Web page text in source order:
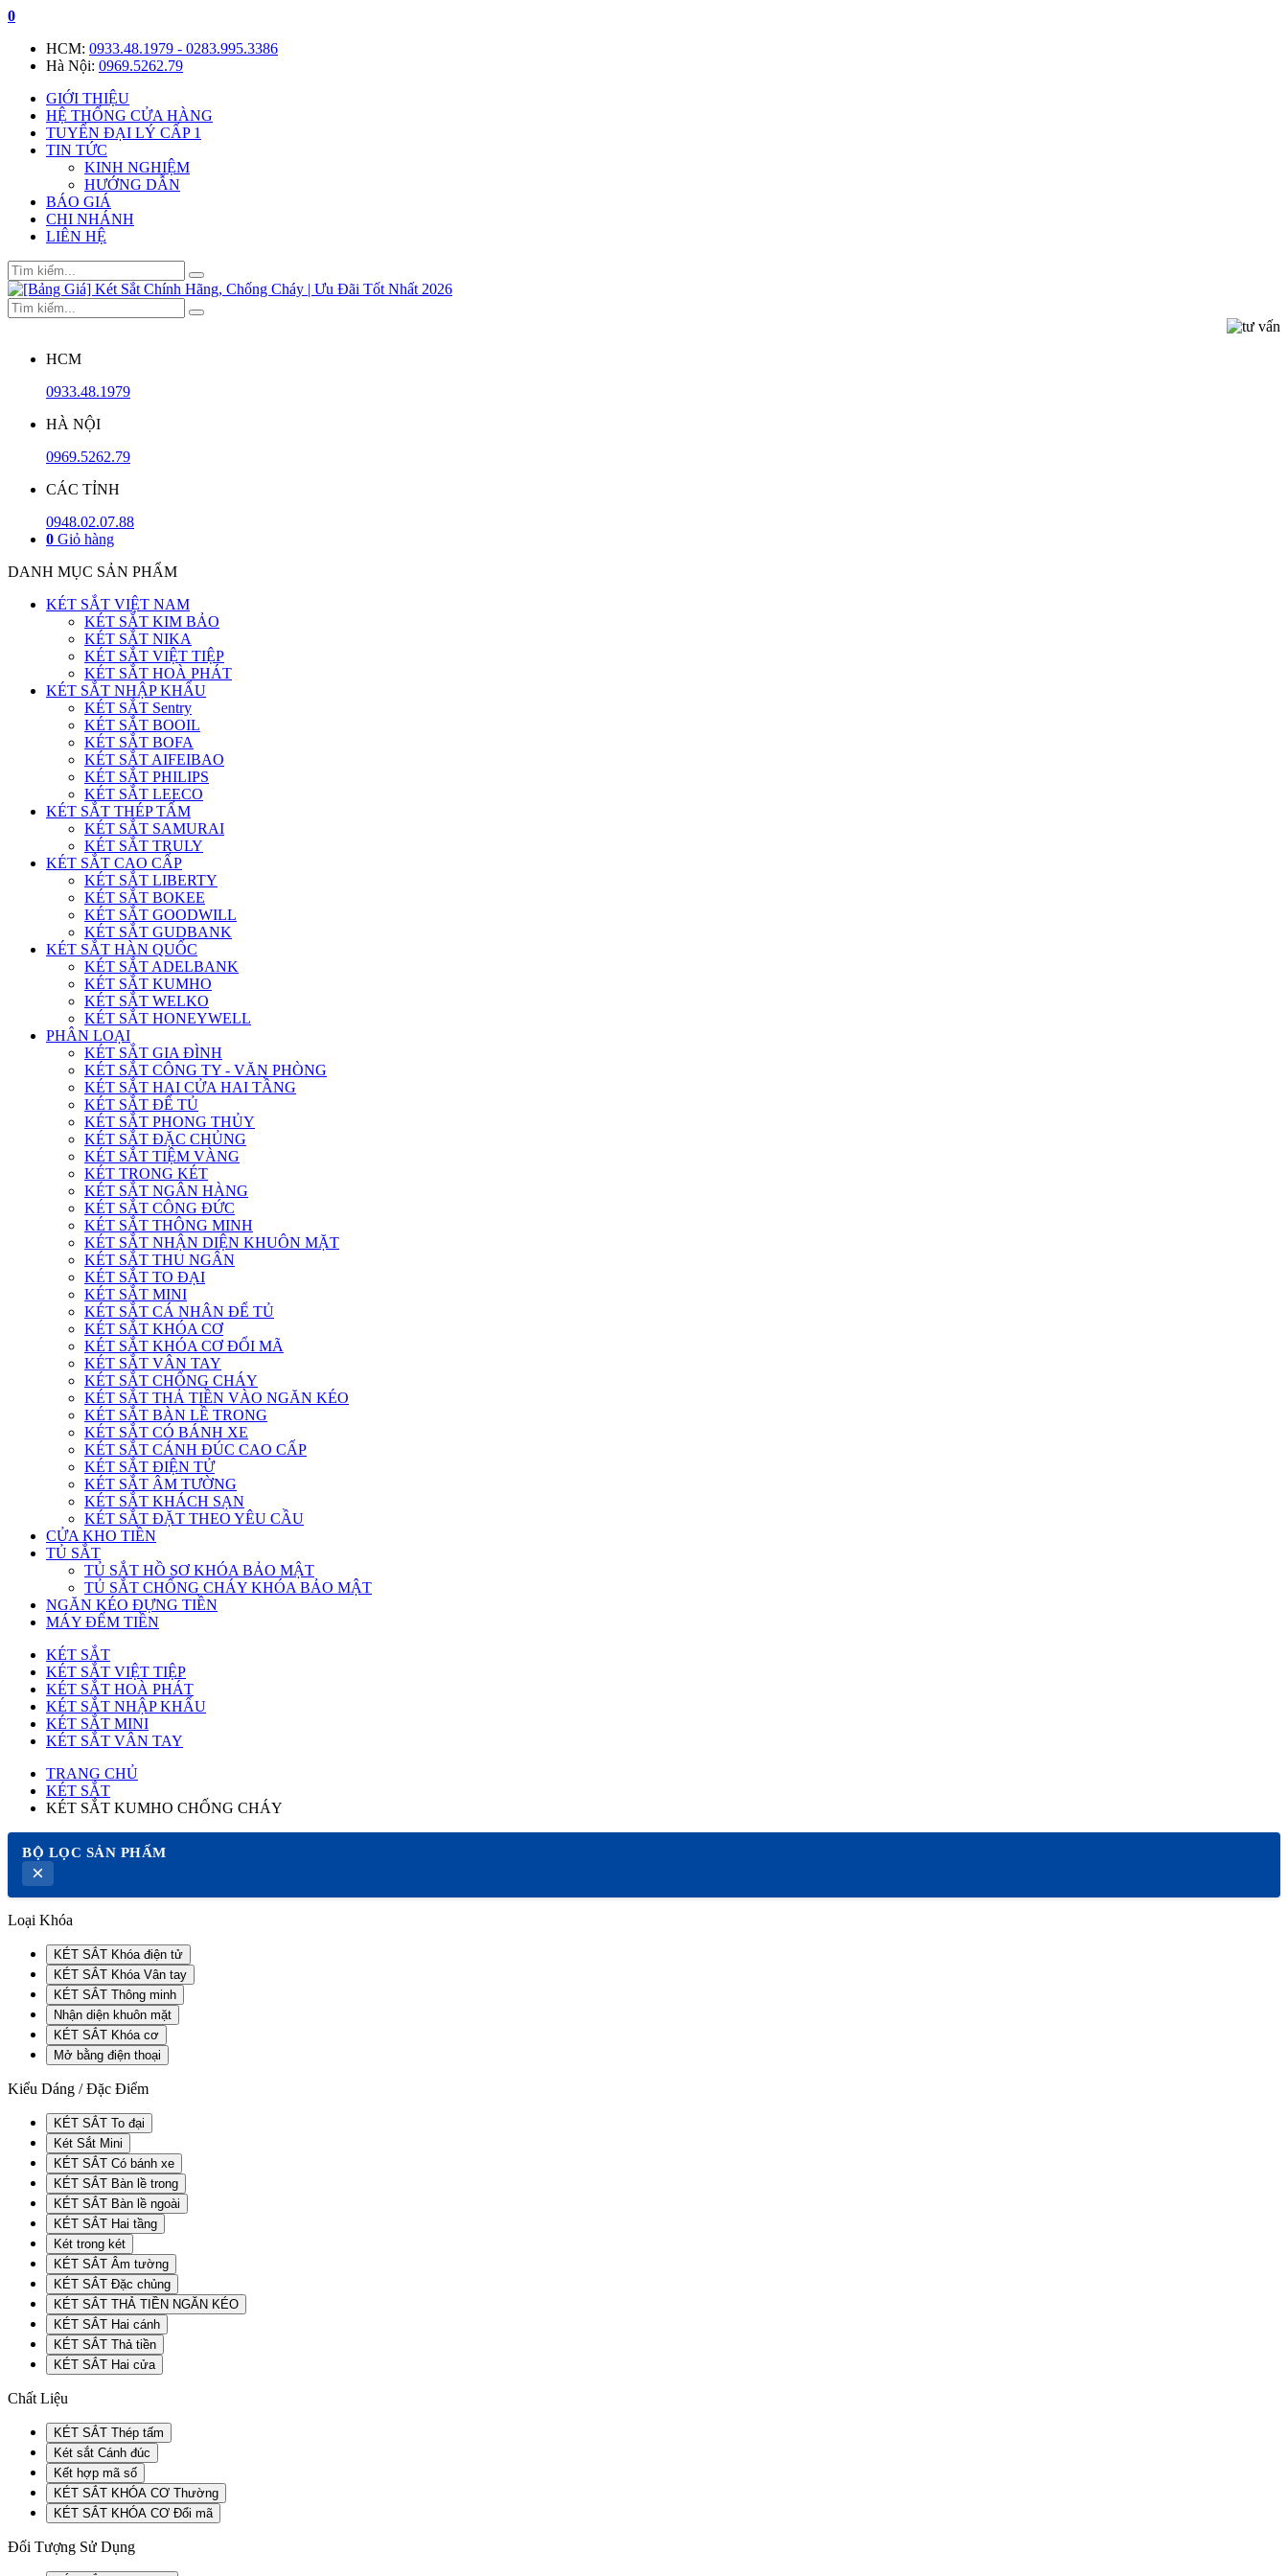
0
HCM: 0933.48.1979 - 0283.995.3386
Hà Nội: 0969.5262.79
GIỚI THIỆU
HỆ THỐNG CỬA HÀNG
TUYỂN ĐẠI LÝ CẤP 1
TIN TỨC
KINH NGHIỆM
HƯỚNG DẪN
BÁO GIÁ
CHI NHÁNH
LIÊN HỆ
HCM
0933.48.1979
HÀ NỘI
0969.5262.79
CÁC TỈNH
0948.02.07.88
0 Giỏ hàng
DANH MỤC SẢN PHẨM
KÉT SẮT VIỆT NAM
KÉT SẮT KIM BẢO
KÉT SẮT NIKA
KÉT SẮT VIỆT TIỆP
KÉT SẮT HOÀ PHÁT
KÉT SẮT NHẬP KHẨU
KÉT SẮT Sentry
KÉT SẮT BOOIL
KÉT SẮT BOFA
KÉT SẮT AIFEIBAO
KÉT SẮT PHILIPS
KÉT SẮT LEECO
KÉT SẮT THÉP TẤM
KÉT SẮT SAMURAI
KÉT SẮT TRULY
KÉT SẮT CAO CẤP
KÉT SẮT LIBERTY
KÉT SẮT BOKEE
KÉT SẮT GOODWILL
KÉT SẮT GUDBANK
KÉT SẮT HÀN QUỐC
KÉT SẮT ADELBANK
KÉT SẮT KUMHO
KÉT SẮT WELKO
KÉT SẮT HONEYWELL
PHÂN LOẠI
KÉT SẮT GIA ĐÌNH
KÉT SẮT CÔNG TY - VĂN PHÒNG
KÉT SẮT HAI CỬA HAI TẦNG
KÉT SẮT ĐỂ TỦ
KÉT SẮT PHONG THỦY
KÉT SẮT ĐẶC CHỦNG
KÉT SẮT TIỆM VÀNG
KÉT TRONG KÉT
KÉT SẮT NGÂN HÀNG
KÉT SẮT CÔNG ĐỨC
KÉT SẮT THÔNG MINH
KÉT SẮT NHẬN DIỆN KHUÔN MẶT
KÉT SẮT THU NGÂN
KÉT SẮT TO ĐẠI
KÉT SẮT MINI
KÉT SẮT CÁ NHÂN ĐỂ TỦ
KÉT SẮT KHÓA CƠ
KÉT SẮT KHÓA CƠ ĐỔI MÃ
KÉT SẮT VÂN TAY
KÉT SẮT CHỐNG CHÁY
KÉT SẮT THẢ TIỀN VÀO NGĂN KÉO
KÉT SẮT BÀN LỀ TRONG
KÉT SẮT CÓ BÁNH XE
KÉT SẮT CÁNH ĐÚC CAO CẤP
KÉT SẮT ĐIỆN TỬ
KÉT SẮT ÂM TƯỜNG
KÉT SẮT KHÁCH SẠN
KÉT SẮT ĐẶT THEO YÊU CẦU
CỬA KHO TIỀN
TỦ SẮT
TỦ SẮT HỒ SƠ KHÓA BẢO MẬT
TỦ SẮT CHỐNG CHÁY KHÓA BẢO MẬT
NGĂN KÉO ĐỰNG TIỀN
MÁY ĐẾM TIỀN
KÉT SẮT
KÉT SẮT VIỆT TIỆP
KÉT SẮT HOÀ PHÁT
KÉT SẮT NHẬP KHẨU
KÉT SẮT MINI
KÉT SẮT VÂN TAY
TRANG CHỦ
KÉT SẮT
KÉT SẮT KUMHO CHỐNG CHÁY
BỘ LỌC SẢN PHẨM
×
Loại Khóa
KÉT SẮT Khóa điện tử
KÉT SẮT Khóa Vân tay
KÉT SẮT Thông minh
Nhận diện khuôn mặt
KÉT SẮT Khóa cơ
Mở bằng điện thoại
Kiểu Dáng / Đặc Điểm
KÉT SẮT To đại
Két Sắt Mini
KÉT SẮT Có bánh xe
KÉT SẮT Bàn lề trong
KÉT SẮT Bàn lề ngoài
KÉT SẮT Hai tầng
Két trong két
KÉT SẮT Âm tường
KÉT SẮT Đặc chủng
KÉT SẮT THẢ TIỀN NGĂN KÉO
KÉT SẮT Hai cánh
KÉT SẮT Thả tiền
KÉT SẮT Hai cửa
Chất Liệu
KÉT SẮT Thép tấm
Két sắt Cánh đúc
Kết hợp mã số
KÉT SẮT KHÓA CƠ Thường
KÉT SẮT KHÓA CƠ Đổi mã
Đối Tượng Sử Dụng